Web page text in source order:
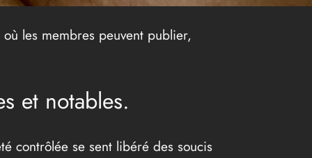
les membres peuvent publier,
et notables.
contrôlée se sent libéré des soucis